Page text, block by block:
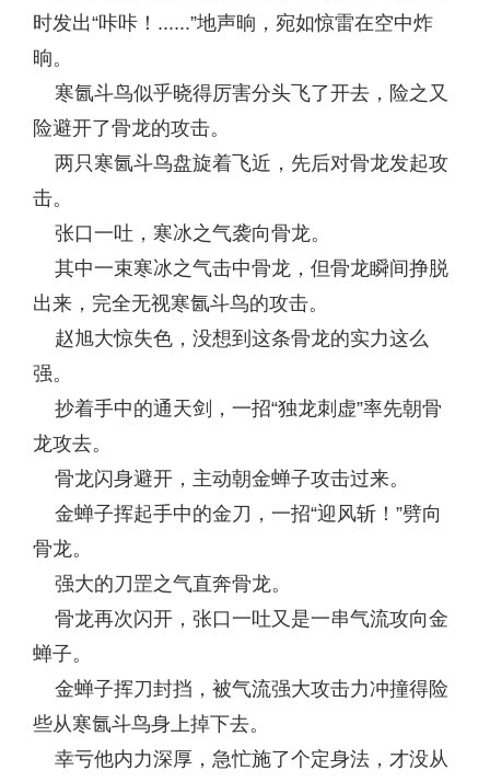
时发出“咔咔！......”地声晌，宛如惊雷在空中炸
晌。
寒氤斗鸟似乎晓得厉害分头飞了开去，险之又
险避开了骨龙的攻击。
两只寒氤斗鸟盘旋着飞近，先后对骨龙发起攻
击。
张口一吐，寒冰之气袭向骨龙。
其中一束寒冰之气击中骨龙，但骨龙瞬间挣脱
出来，完全无视寒氤斗鸟的攻击。
赵旭大惊失色，没想到这条骨龙的实力这么
强。
抄着手中的通天剑，一招“独龙刺虚”率先朝骨
龙攻去。
骨龙闪身避开，主动朝金蝉子攻击过来。
金蝉子挥起手中的金刀，一招“迎风斩！”劈向
骨龙。
强大的刀罡之气直奔骨龙。
骨龙再次闪开，张口一吐又是一串气流攻向金
蝉子。
金蝉子挥刀封挡，被气流强大攻击力冲撞得险
些从寒氤斗鸟身上掉下去。
幸亏他内力深厚，急忙施了个定身法，才没从